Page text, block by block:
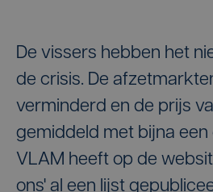
De vissers hebben het
de crisis. De
verminderd en de prijs
gemiddeld met bijna
VLAM heeft op de
ons' al een lijst